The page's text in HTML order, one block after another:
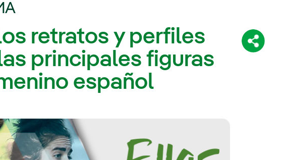
retratos y perfiles
principales figuras
español